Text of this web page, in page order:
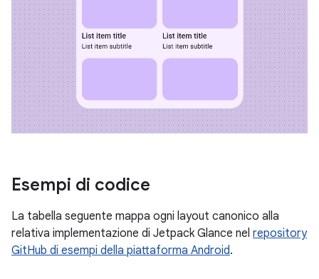
Esempi di codice
La tabella seguente mappa ogni layout canonico alla
relativa implementazione di Jetpack Glance nel repository
GitHub di esempi della piattaforma Android.